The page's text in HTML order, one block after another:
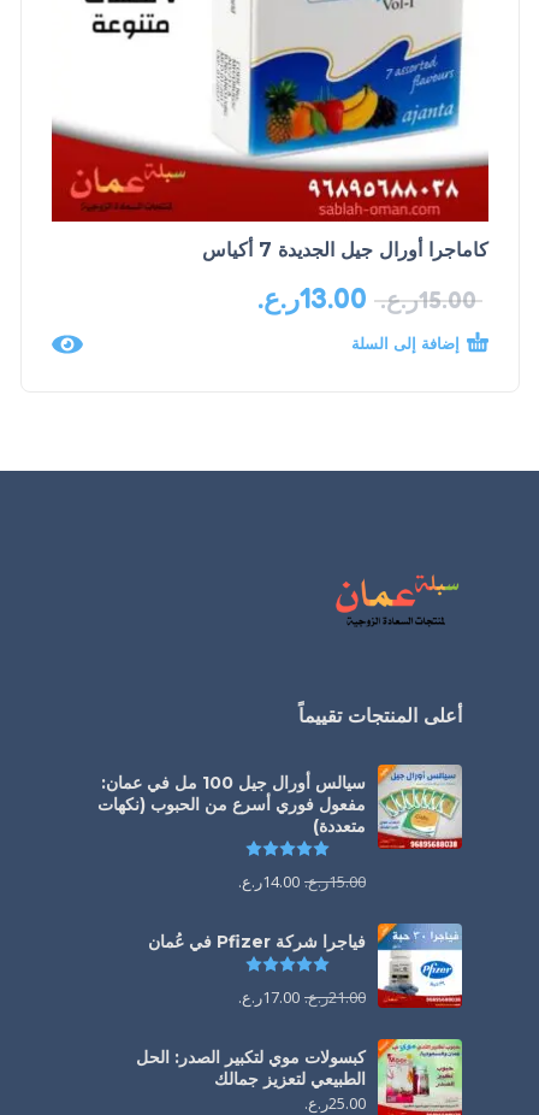
كاماجرا أورال جيل الجديدة 7 أكياس
15.00ر.ع. 13.00ر.ع.
إضافة إلى السلة
أعلى المنتجات تقييماً
سيالس أورال جيل 100 مل في عمان:
مفعول فوري أسرع من الحبوب (نكهات
متعددة)
15.00ر.ع. 14.00ر.ع.
فياجرا شركة Pfizer في عُمان
21.00ر.ع. 17.00ر.ع.
كبسولات موي لتكبير الصدر: الحل
الطبيعي لتعزيز جمالك
25.00ر.ع.